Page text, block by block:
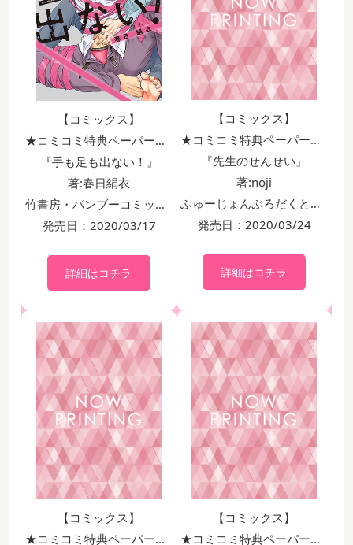
【コミックス】
★コミコミ特典ペーパー付！！
『手も足も出ない！』
著:春日絹衣
竹書房・バンブーコミックス Qpaコレクション
発売日：2020/03/17
詳細はコチラ
【コミックス】
★コミコミ特典ペーパー付！！
『先生のせんせい』
著:noji
ふゅーじょんぷろだくと・ザオメガバースプロジェクトコミックス
発売日：2020/03/24
詳細はコチラ
【コミックス】
★コミコミ特典ペーパー付！！
【コミックス】
★コミコミ特典ペーパー付！！